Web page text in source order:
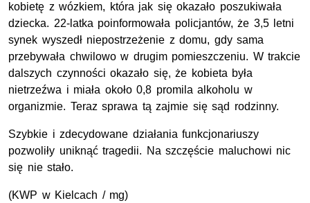
kobietę z wózkiem, która jak się okazało poszukiwała
dziecka. 22-latka poinformowała policjantów, że 3,5 letni
synek wyszedł niepostrzeżenie z domu, gdy sama
przebywała chwilowo w drugim pomieszczeniu. W trakcie
dalszych czynności okazało się, że kobieta była
nietrzeźwa i miała około 0,8 promila alkoholu w
organizmie. Teraz sprawa tą zajmie się sąd rodzinny.
Szybkie i zdecydowane działania funkcjonariuszy
pozwoliły uniknąć tragedii. Na szczęście maluchowi nic
się nie stało.
(KWP w Kielcach / mg)